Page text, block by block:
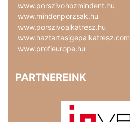
www.porszivohozmindent.hu
www.mindenporzsak.hu
www.porszivoalkatresz.hu
www.haztartasigepalkatresz.com
www.profieurope.hu
PARTNEREINK